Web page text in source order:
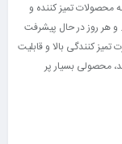
محصولات تمیز کننده و
و هر روز در حال پیشرفت
کنندگی بالا و قابلیت
محصولی بسیار پر